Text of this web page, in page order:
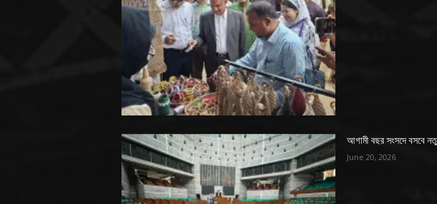
আগামী বছর সংসদে বসবে
June 20, 2026